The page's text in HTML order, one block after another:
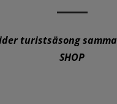
turistsäsong samma
SHOP